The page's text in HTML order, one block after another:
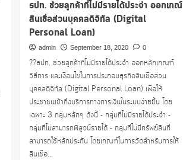
ธปท. ช่วยลูกค้าที่ไม่มีรายได้ประจำ ออกเกณ์
สินเชื่อส่วนบุคคลดิจิทัล (Digital
Personal Loan)
admin September 18, 2020 0
??ธปท. ช่วยลูกค้าที่ไม่มีรายได้ประจำ ออกหลักเกณฑ์
วิธีการ และเงื่อนไขในการประกอบธุรกิจสินเชื่อส่วน
บุคคลดิจิทัล (Digital Personal Loan) เพื่อให้
ประชาชนเข้าถึงบริการทางการเงินในระบบง่ายขึ้น โดย
เฉพาะ 3 กลุ่มหลักๆ ดังนี้ - กลุ่มที่ไม่มีรายได้ประจำ -
กลุ่มที่ไม่สามารถพิสูจน์รายได้ - กลุ่มที่ไม่มีทรัพย์สินที่
สามารถใช้หลักประกัน โดยเกณฑ์ในการวัดสำหรับการให้
สินเชื่อ...